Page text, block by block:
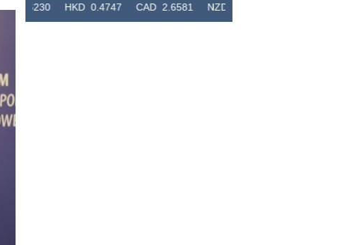
HKD 0.4747 CAD 2.6581 NZD 2.1889 SGD 2.9048 EUR